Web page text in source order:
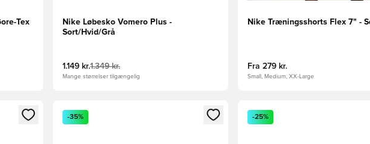
Tex
Nike Løbesko Vomero Plus -
Sort/Hvid/Grå
1.149 kr.1.349 kr.
Mange størrelser tilgængelig
Nike Træningsshorts Flex 7" -
Fra 279 kr.
Small, Medium, XX-Large
eller tilmelde dig som medlem
Åbner en Modal til at logge ind eller tilmelde dig som medlem
-35%
Åbner en Modal til at logge
-25%